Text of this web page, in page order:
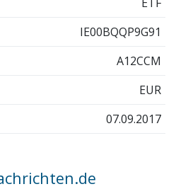
IE00BQQP9G91
A12CCM
EUR
07.09.2017